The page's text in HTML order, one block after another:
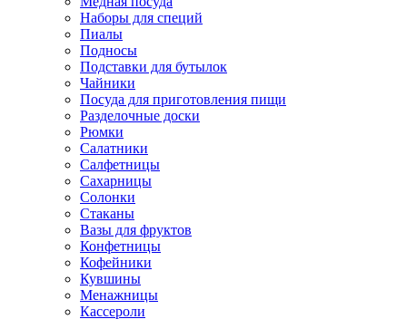
Наборы для специй
Пиалы
Подносы
Подставки для бутылок
Чайники
Посуда для приготовления пищи
Разделочные доски
Рюмки
Салатники
Салфетницы
Сахарницы
Солонки
Стаканы
Вазы для фруктов
Конфетницы
Кофейники
Кувшины
Менажницы
Кассероли